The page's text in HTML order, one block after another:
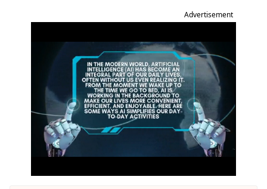
Advertisement